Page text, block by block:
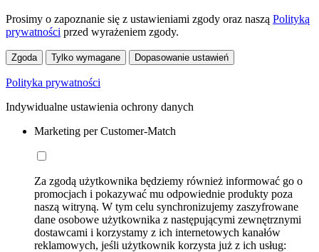
Prosimy o zapoznanie się z ustawieniami zgody oraz naszą Polityką
prywatności przed wyrażeniem zgody.
Zgoda Tylko wymagane Dopasowanie ustawień
Polityka prywatności
Indywidualne ustawienia ochrony danych
Marketing per Customer-Match
Za zgodą użytkownika będziemy również informować go o
promocjach i pokazywać mu odpowiednie produkty poza
naszą witryną. W tym celu synchronizujemy zaszyfrowane
dane osobowe użytkownika z następującymi zewnętrznymi
dostawcami i korzystamy z ich internetowych kanałów
reklamowych, jeśli użytkownik korzysta już z ich usług: